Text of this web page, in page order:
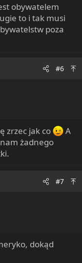
obywatelem
to i tak musi
poza
#6
zrzec jak co
A
żadnego
#7
dokąd